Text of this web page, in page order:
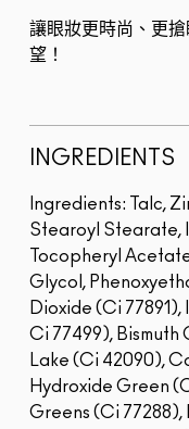
讓眼妝更時尚、更
望！
INGREDIENTS
Ingredients: Talc,
Stearoyl Stearate,
Tocopheryl
Glycol,
Dioxide (Ci 77891),
Ci 77499), Bismuth
Lake (Ci 42090),
Hydroxide Green
Greens (Ci 77288),